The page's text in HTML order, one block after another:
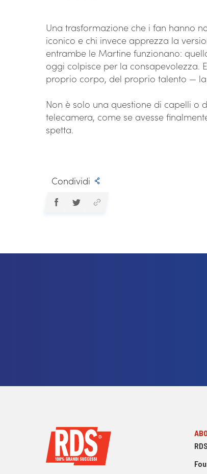
Una trasformazione che i fan hanno
iconico e chi invece apprezza la
entrambe le Martine funzionano:
oggi colpisce per la consapevolezza.
proprio corpo, del proprio talento —
Non è solo una questione di capelli o
telecamera, come se avesse
spetta.
Condividi